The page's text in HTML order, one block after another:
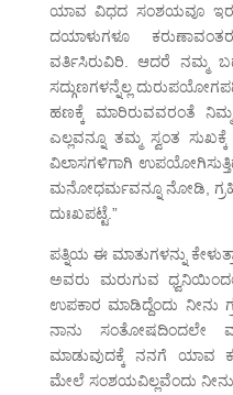
ಯಾವ ವಿಧದ ಸಂಶಯವೂ
ದಯಾಳುಗಳೂ
ವರ್ತಿಸಿರುವಿರಿ. ಆದರೆ ನಮ್ಮ
ಸದ್ಗುಣಗಳನ್ನೆಲ್ಲ
ಹಣಕ್ಕೆ ಮಾರಿರುವವರಂತೆ
ಎಲ್ಲವನ್ನೂ ತಮ್ಮ ಸ್ವಂತ
ವಿಲಾಸಗಳಿಗಾಗಿ
ಮನೋಧರ್ಮವನ್ನೂ ನೋಡಿ,
ದುಃಖಪಟ್ಟೆ.”
ಪತ್ನಿಯ ಈ ಮಾತುಗಳನ್ನು
ಅವರು ಮರುಗುವ
ಉಪಕಾರ ಮಾಡಿದ್ದೆಂದು ನೀನು
ನಾನು ಸಂತೋಷದಿಂದಲೇ
ಮಾಡುವುದಕ್ಕೆ ನನಗೆ ಯಾವ
ಮೇಲೆ ಸಂಶಯವಿಲ್ಲವೆಂದು ನೀನು